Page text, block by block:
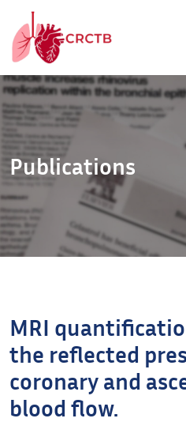
Aller au contenu
Publications
MRI
the reflected
coronary and
blood flow.